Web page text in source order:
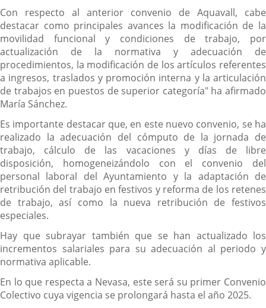
Con respecto al anterior convenio de Aquavall, cabe
destacar como principales avances la modificación de la
movilidad funcional y condiciones de trabajo, por
actualización de la normativa y adecuación de
procedimientos, la modificación de los artículos referentes
a ingresos, traslados y promoción interna y la articulación
de trabajos en puestos de superior categoría" ha afirmado
María Sánchez.
Es importante destacar que, en este nuevo convenio, se ha
realizado la adecuación del cómputo de la jornada de
trabajo, cálculo de las vacaciones y días de libre
disposición, homogeneizándolo con el convenio del
personal laboral del Ayuntamiento y la adaptación de
retribución del trabajo en festivos y reforma de los retenes
de trabajo, así como la nueva retribución de festivos
especiales.
Hay que subrayar también que se han actualizado los
incrementos salariales para su adecuación al periodo y
normativa aplicable.
En lo que respecta a Nevasa, este será su primer Convenio
Colectivo cuya vigencia se prolongará hasta el año 2025.